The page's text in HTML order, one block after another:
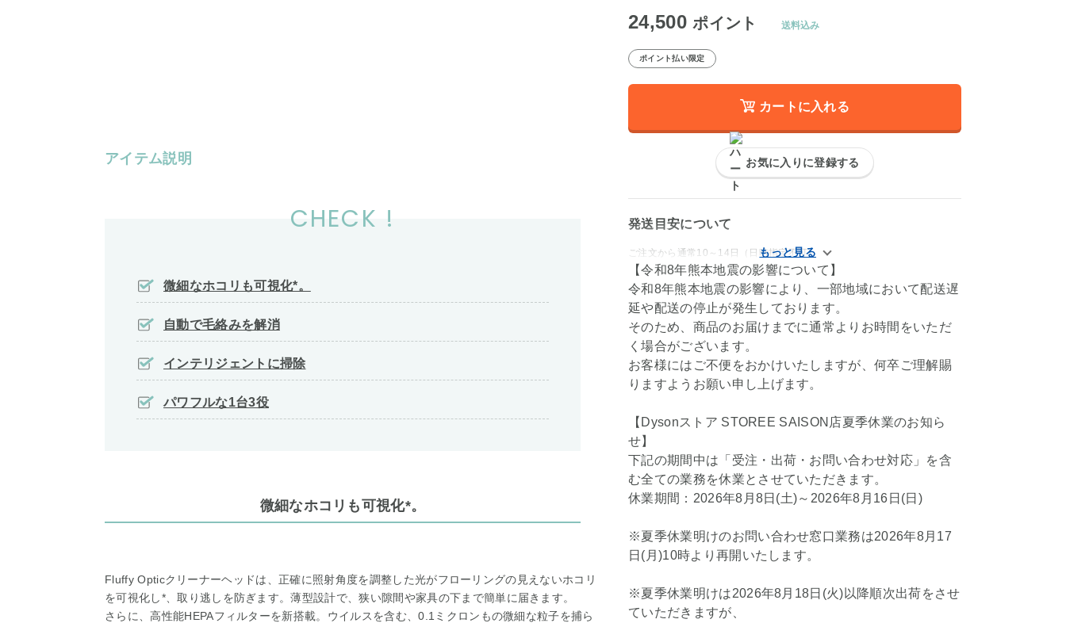
アイテム説明
CHECK !
微細なホコリも可視化*。
自動で毛絡みを解消
インテリジェントに掃除
パワフルな1台3役
微細なホコリも可視化*。
Fluffy Opticクリーナーヘッドは、正確に照射角度を調整した光がフローリングの見えないホコリ
を可視化し*、取り逃しを防ぎます。薄型設計で、狭い隙間や家具の下まで簡単に届きます。
さらに、高性能HEPAフィルターを新搭載。ウイルスを含む、0.1ミクロンもの微細な粒子を捕ら
24,500ポイント 送料込み
ポイント払い限定
カートに入れる
お気に入りに登録する
発送目安について
ご注文から通常10～14日（日時指定不可）
【令和8年熊本地震の影響について】
令和8年熊本地震の影響により、一部地域において配送遅
延や配送の停止が発生しております。
そのため、商品のお届けまでに通常よりお時間をいただ
く場合がございます。
お客様にはご不便をおかけいたしますが、何卒ご理解賜
りますようお願い申し上げます。
【Dysonストア STOREE SAISON店夏季休業のお知ら
せ】
下記の期間中は「受注・出荷・お問い合わせ対応」を含
む全ての業務を休業とさせていただきます。
休業期間：2026年8月8日(土)～2026年8月16日(日)
※夏季休業明けのお問い合わせ窓口業務は2026年8月17
日(月)10時より再開いたします。
※夏季休業明けは2026年8月18日(火)以降順次出荷をさせ
ていただきますが、